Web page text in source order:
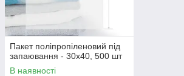
Пакет поліпропіленовий під
запаювання - 30х40, 500 шт
В наявності